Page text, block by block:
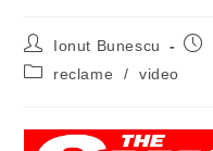
Ionut Bunescu
reclame
/ video